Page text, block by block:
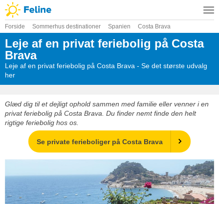
Forside Sommerhus destinationer Spanien Costa Brava
Leje af en privat feriebolig på Costa
Brava
Leje af en privat feriebolig på Costa Brava - Se det største udvalg
her
Glæd dig til et dejligt ophold sammen med familie eller venner i en
privat feriebolig på Costa Brava. Du finder nemt finde den helt
rigtige feriebolig hos os.
Se private ferieboliger på Costa Brava